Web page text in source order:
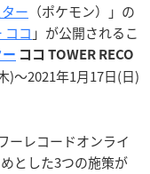
ー （ポケモン）」の
ココ 」が公開されるこ
ココ TOWER RECO
)〜2021年1月17日(日)
ーレコードオンライ
とした3つの施策が